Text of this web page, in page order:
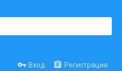
Вход Регистрация